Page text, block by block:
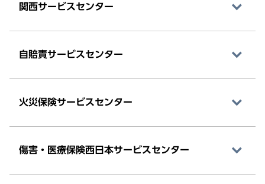
関西サービスセンター
自賠責サービスセンター
火災保険サービスセンター
傷害・医療保険西日本サービスセンター